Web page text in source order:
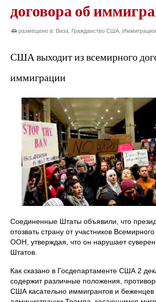
договора об
размещено в: Виза Гражданство США
США выходит из всемирного
иммиграции
Соединенные Штаты объявили, что
отозвать страну от участников
ООН, утверждая, что он нарушает
Штатов.
Как сказано в Госдепартаменте США 2
содержит различные положения,
США касательно иммигрантов и